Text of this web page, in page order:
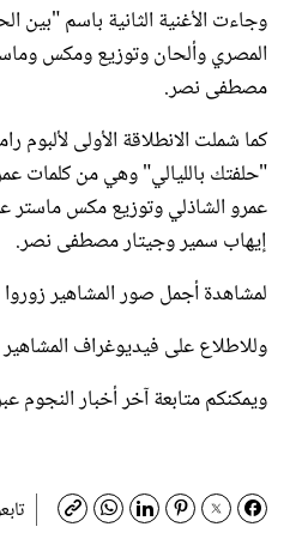
وجاءت الأغنية الثانية باسم "بين
المصري وألحان وتوزيع ومكس
مصطفى نصر.
كما شملت الانطلاقة الأولى لألبوم
"حلفتك بالليالي" وهي من كلمات
عمرو الشاذلي وتوزيع مكس ماستر
إيهاب سمير وجيتار مصطفى نصر.
لمشاهدة أجمل صور المشاهير زوروا
وللاطلاع على فيديوغراف المشاهير
ويمكنكم متابعة آخر أخبار النجوم